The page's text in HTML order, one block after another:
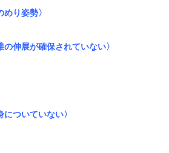
めり姿勢〉
の伸展が確保されていない〉
についていない〉